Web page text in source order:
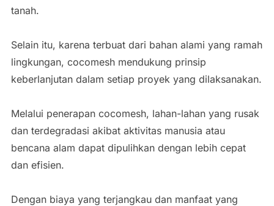
tanah.
Selain itu, karena terbuat dari bahan alami yang ramah
lingkungan, cocomesh mendukung prinsip
keberlanjutan dalam setiap proyek yang dilaksanakan.
Melalui penerapan cocomesh, lahan-lahan yang rusak
dan terdegradasi akibat aktivitas manusia atau
bencana alam dapat dipulihkan dengan lebih cepat
dan efisien.
Dengan biaya yang terjangkau dan manfaat yang